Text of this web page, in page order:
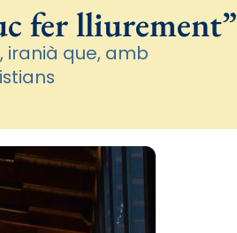
fer lliurement”
iranià que, amb